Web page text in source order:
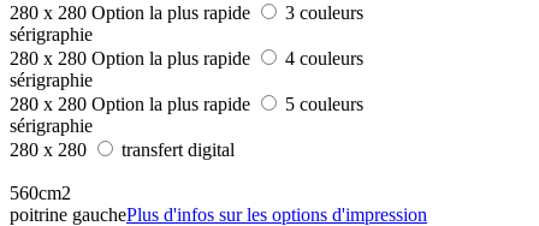
280 x 280 Option la plus rapide
3 couleurs
sérigraphie
280 x 280 Option la plus rapide
4 couleurs
sérigraphie
280 x 280 Option la plus rapide
5 couleurs
sérigraphie
280 x 280
transfert digital
560cm2
poitrine gauchePlus d'infos sur les options d'impression